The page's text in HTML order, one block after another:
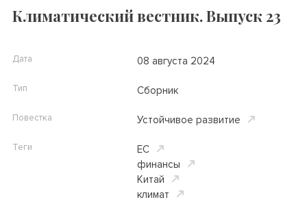
Климатический вестник. Выпуск 23
Дата 08 августа 2024
Тип Сборник
Повестка Устойчивое развитие
Теги
ЕС
финансы
Китай
климат